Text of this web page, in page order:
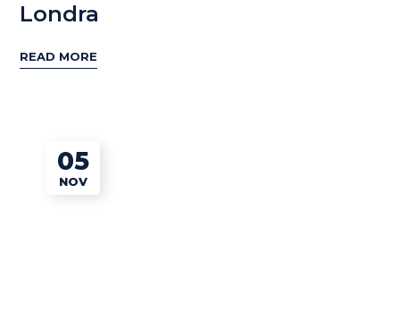
Londra
READ MORE
05
NOV